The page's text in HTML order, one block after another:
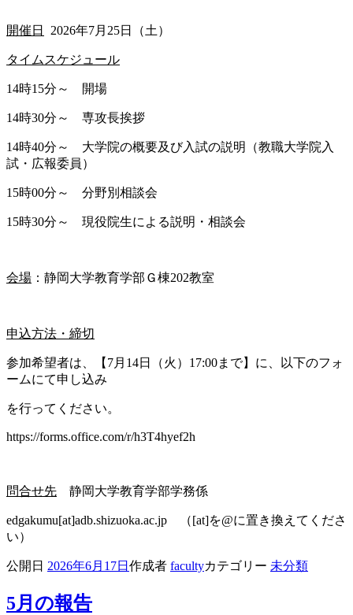
開催日 2026年7月25日（土）
タイムスケジュール
14時15分～ 開場
14時30分～ 専攻長挨拶
14時40分～ 大学院の概要及び入試の説明（教職大学院入
試・広報委員）
15時00分～ 分野別相談会
15時30分～ 現役院生による説明・相談会
会場 ：静岡大学教育学部Ｇ棟202教室
申込方法・締切
参加希望者は、【7月14日（火）17:00まで】に、以下のフォ
ームにて申し込み
を行ってください。
https://forms.office.com/r/h3T4hyef2h
問合せ先 静岡大学教育学部学務係
edgakumu[at]adb.shizuoka.ac.jp （[at]を@に置き換えてくださ
い）
公開日 2026年6月17日 作成者 facultyカテゴリー 未分類
5月の報告